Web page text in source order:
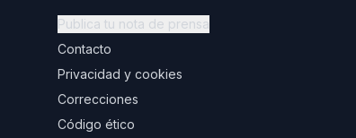
Publica tu nota de prensa
Contacto
Privacidad y cookies
Correcciones
Código ético